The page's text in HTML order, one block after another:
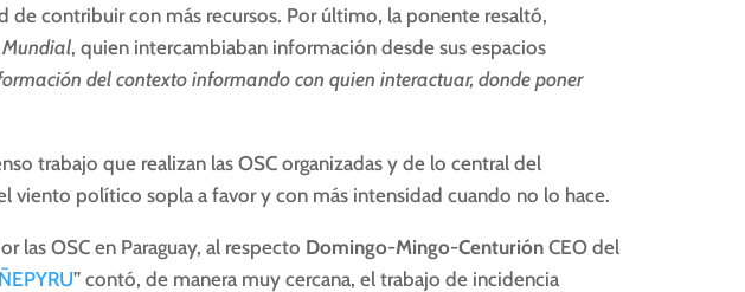
contribuir con más recursos. Por último, la ponente resaltó,
Mundial, quien intercambiaban información desde sus espacios
del contexto informando con quien interactuar, donde poner
trabajo que realizan las OSC organizadas y de lo central del
político sopla a favor y con más intensidad cuando no lo hace.
las OSC en Paraguay, al respecto Domingo-Mingo-CenturiónCEO del
ÑEPYRU” contó, de manera muy cercana, el trabajo de incidencia